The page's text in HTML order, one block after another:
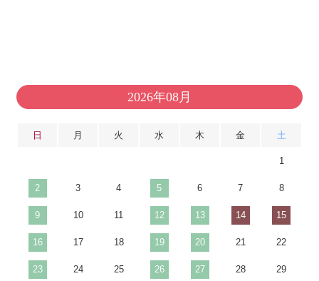
2026年08月
日 月 火 水 木 金 土
1
2 3 4 5 6 7 8
9 10 11 12 13 14 15
16 17 18 19 20 21 22
23 24 25 26 27 28 29